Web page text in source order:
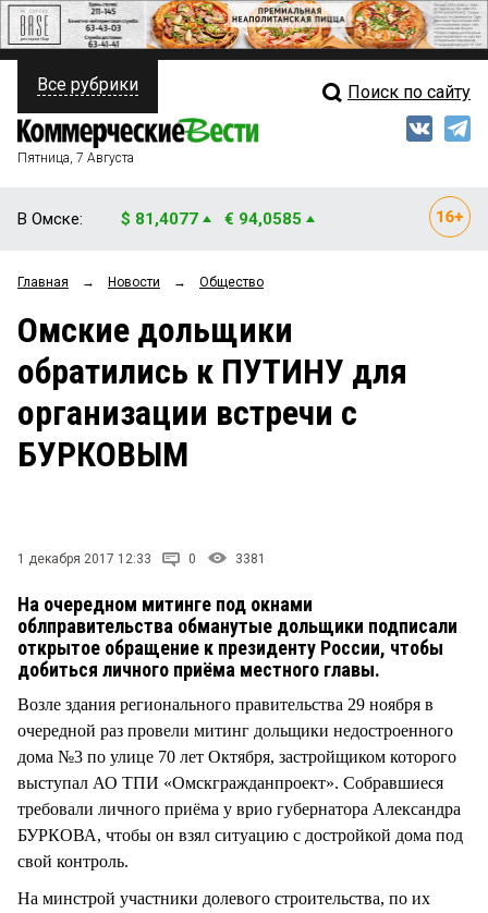
ПОЛИТИКА
ФИНАНСЫ
ОБЩЕСТВО
ЗАКОН
НОВОСТИ КОМПАНИЙ
ПРОИСШЕСТВИЯ
Свежий выпуск
Рейтинги
Блоги
Архив
Все рубрики Поиск по сайту
Пятница, 7 Августа
В Омске: $ 81,4077 € 94,0585
Главная → Новости → Общество
Омские дольщики
обратились к ПУТИНУ для
организации встречи с
БУРКОВЫМ
1 декабря 2017 12:33 0 3381
На очередном митинге под окнами
облправительства обманутые дольщики подписали
открытое обращение к президенту России, чтобы
добиться личного приёма местного главы.
Возле здания регионального правительства 29 ноября в
очередной раз провели митинг дольщики недостроенного
дома №3 по улице 70 лет Октября, застройщиком которого
выступал АО ТПИ «Омскгражданпроект». Собравшиеся
требовали личного приёма у врио губернатора Александра
БУРКОВА, чтобы он взял ситуацию с достройкой дома под
свой контроль.
На минстрой участники долевого строительства, по их